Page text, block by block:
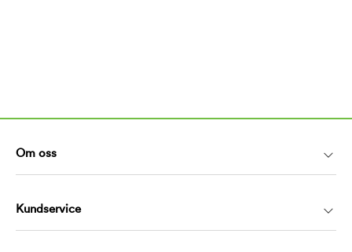
Om oss
Kundservice